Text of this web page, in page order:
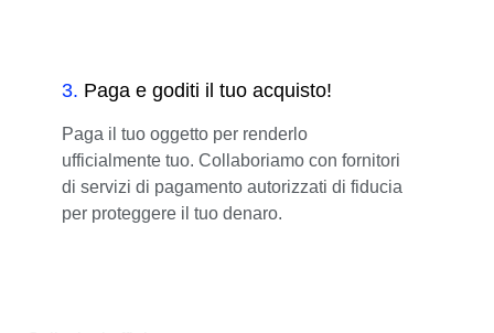
3. Paga e goditi il tuo acquisto!
Paga il tuo oggetto per renderlo
ufficialmente tuo. Collaboriamo con fornitori
di servizi di pagamento autorizzati di fiducia
per proteggere il tuo denaro.